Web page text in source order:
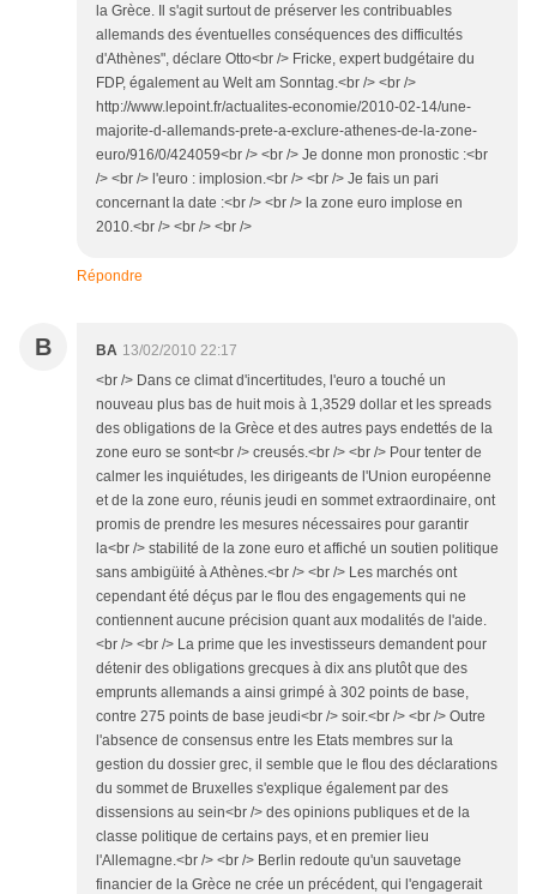
la Grèce. Il s'agit surtout de préserver les contribuables
allemands des éventuelles conséquences des difficultés
d'Athènes", déclare Otto<br /> Fricke, expert budgétaire du
FDP, également au Welt am Sonntag.<br /> <br />
http://www.lepoint.fr/actualites-economie/2010-02-14/une-
majorite-d-allemands-prete-a-exclure-athenes-de-la-zone-
euro/916/0/424059<br /> <br /> Je donne mon pronostic :<br
/> <br /> l'euro : implosion.<br /> <br /> Je fais un pari
concernant la date :<br /> <br /> la zone euro implose en
2010.<br /> <br /> <br />
Répondre
B BA 13/02/2010 22:17
<br /> Dans ce climat d'incertitudes, l'euro a touché un
nouveau plus bas de huit mois à 1,3529 dollar et les spreads
des obligations de la Grèce et des autres pays endettés de la
zone euro se sont<br /> creusés.<br /> <br /> Pour tenter de
calmer les inquiétudes, les dirigeants de l'Union européenne
et de la zone euro, réunis jeudi en sommet extraordinaire, ont
promis de prendre les mesures nécessaires pour garantir
la<br /> stabilité de la zone euro et affiché un soutien politique
sans ambigüité à Athènes.<br /> <br /> Les marchés ont
cependant été déçus par le flou des engagements qui ne
contiennent aucune précision quant aux modalités de l'aide.
<br /> <br /> La prime que les investisseurs demandent pour
détenir des obligations grecques à dix ans plutôt que des
emprunts allemands a ainsi grimpé à 302 points de base,
contre 275 points de base jeudi<br /> soir.<br /> <br /> Outre
l'absence de consensus entre les Etats membres sur la
gestion du dossier grec, il semble que le flou des déclarations
du sommet de Bruxelles s'explique également par des
dissensions au sein<br /> des opinions publiques et de la
classe politique de certains pays, et en premier lieu
l'Allemagne.<br /> <br /> Berlin redoute qu'un sauvetage
financier de la Grèce ne crée un précédent, qui l'engagerait